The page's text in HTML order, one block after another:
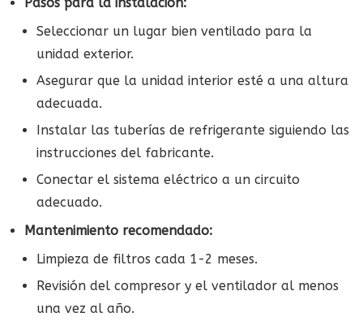
Seleccionar un lugar bien ventilado para la
unidad exterior.
Asegurar que la unidad interior esté a una altura
adecuada.
Instalar las tuberías de refrigerante siguiendo las
instrucciones del fabricante.
Conectar el sistema eléctrico a un circuito
adecuado.
Mantenimiento recomendado:
Limpieza de filtros cada 1-2 meses.
Revisión del compresor y el ventilador al menos
una vez al año.